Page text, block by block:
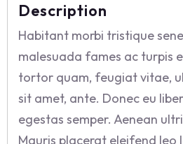
Description
Habitant morbi tristique
malesuada fames ac turpis
tortor quam, feugiat vitae,
sit amet, ante. Donec eu
egestas semper. Aenean
Mauris placerat eleifend leo